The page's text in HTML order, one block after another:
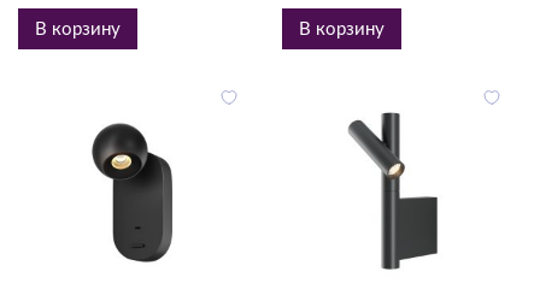
В корзину В корзину